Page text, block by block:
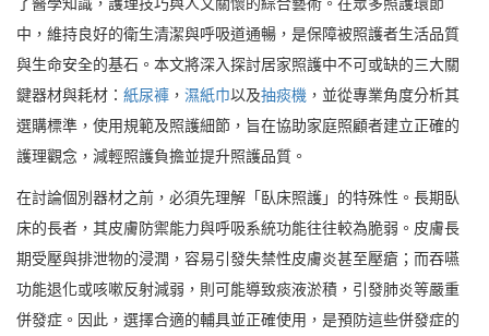
了醫學知識，護理技巧與人文關懷的綜合藝術。在眾多照護環節
中，維持良好的衛生清潔與呼吸道通暢，是保障被照護者生活品質
與生命安全的基石。本文將深入探討居家照護中不可或缺的三大關
鍵器材與耗材： 紙尿褲 ， 濕紙巾以及抽痰機 ，並從專業角度分析其
選購標準，使用規範及照護細節，旨在協助家庭照顧者建立正確的
護理觀念，減輕照護負擔並提升照護品質。
在討論個別器材之前，必須先理解「臥床照護」的特殊性。長期臥
床的長者，其皮膚防禦能力與呼吸系統功能往往較為脆弱。皮膚長
期受壓與排泄物的浸潤，容易引發失禁性皮膚炎甚至壓瘡；而吞嚥
功能退化或咳嗽反射減弱，則可能導致痰液淤積，引發肺炎等嚴重
併發症。因此，選擇合適的輔具並正確使用，是預防這些併發症的